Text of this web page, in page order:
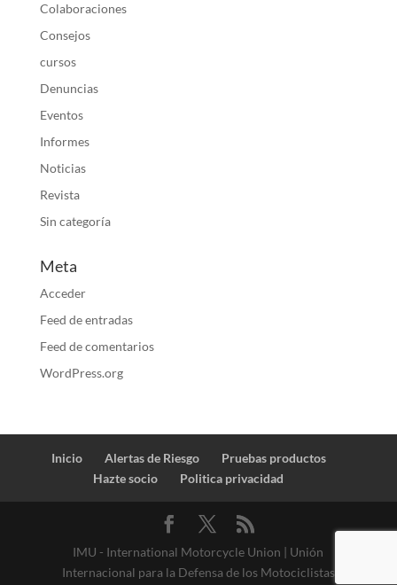
Colaboraciones
Consejos
cursos
Denuncias
Eventos
Informes
Noticias
Revista
Sin categoría
Meta
Acceder
Feed de entradas
Feed de comentarios
WordPress.org
Inicio Alertas de Riesgo
Pruebas productos
Hazte socio
Politica privacidad
IMU - International Motorcycle Union | Unión
Internacional para la Defensa de los Motociclistas